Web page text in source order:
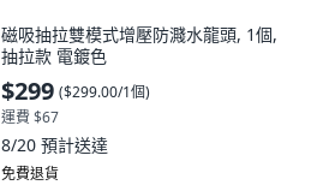
磁吸抽拉雙模式增壓防濺水龍頭, 1個,
抽拉款 電鍍色
$299 ($299.00/1個)
運費 $67
8/20 預計送達
免費退貨